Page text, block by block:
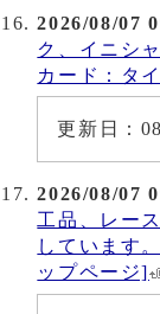
2026/08/07
ク、イニシ
カード：タ
更新日：
2026/08/07
工品、レー
しています
ップページ]